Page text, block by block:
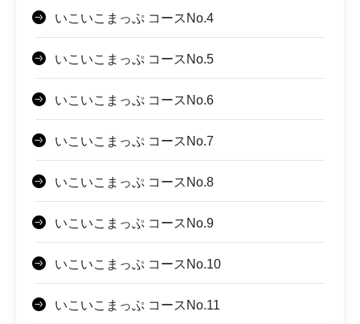
いこいこまっぷ コースNo.4
いこいこまっぷ コースNo.5
いこいこまっぷ コースNo.6
いこいこまっぷ コースNo.7
いこいこまっぷ コースNo.8
いこいこまっぷ コースNo.9
いこいこまっぷ コースNo.10
いこいこまっぷ コースNo.11